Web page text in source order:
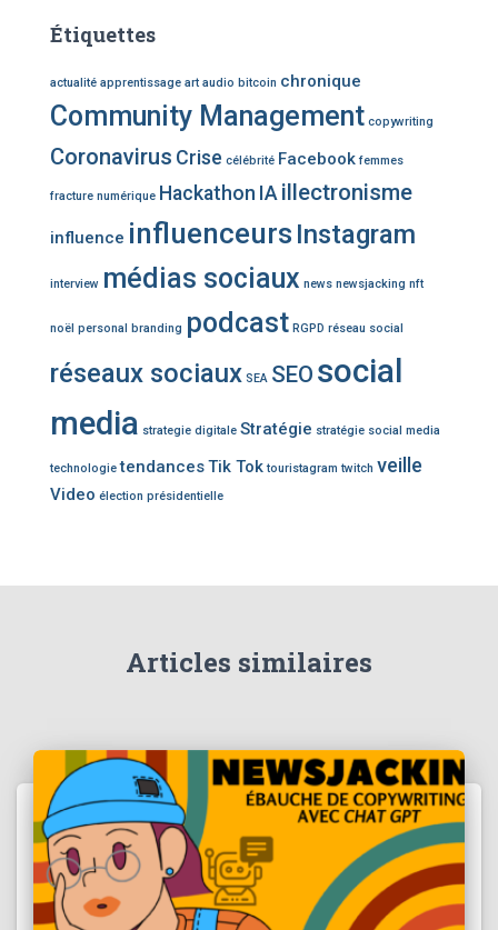
Étiquettes
actualité apprentissage art audio bitcoin chronique
Community Management copywriting
Coronavirus Crise célébrité Facebook femmes
fracture numérique Hackathon IA illectronisme
influence influenceurs Instagram
interview médias sociaux news newsjacking nft
noël personal branding podcast RGPD réseau social
réseaux sociaux SEA SEO social
media strategie digitale Stratégie stratégie social media
technologie tendancesTik Tok touristagram twitch veille
Video élection présidentielle
Articles similaires